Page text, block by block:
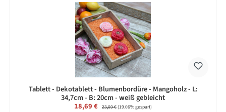
Tablett - Dekotablett - Blumenbordüre - Mangoholz - L:
34,7cm - B: 20cm - weiß gebleicht
Verkaufspreis:
18,69 € Regulärer Preis:
23,09 €(19.06% gespart)